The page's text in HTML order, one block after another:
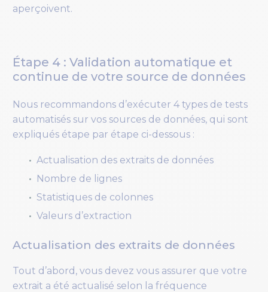
aperçoivent.
Étape 4 : Validation automatique et
continue de votre source de données
Nous recommandons d’exécuter 4 types de tests
automatisés sur vos sources de données, qui sont
expliqués étape par étape ci-dessous :
Actualisation des extraits de données
Nombre de lignes
Statistiques de colonnes
Valeurs d’extraction
Actualisation des extraits de données
Tout d’abord, vous devez vous assurer que votre
extrait a été actualisé selon la fréquence